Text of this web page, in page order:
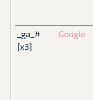
_ga_#
[x3]
Google